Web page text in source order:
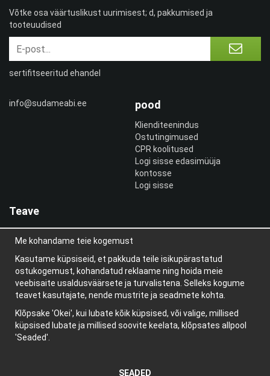
info@sudameabi.ee pood
Klienditeenindus
Ostutingimused
CPR koolitused
Logi sisse edasimüüja
kontosse
Logi sisse
Teave
Meist
uudiskiri
Teave küpsiste kohta
Blogi
Võtke osa väärtuslikust uurimisest; d, pakkumised ja
tooteuudised
sertifitseeritud ehandel
Me kohandame teie kogemust
Kasutame küpsiseid, et pakkuda teile isikupärastatud
ostukogemust, kohandatud reklaame ning hoida meie
veebisaite usaldusväärsete ja turvalistena. Selleks kogume
teavet kasutajate, nende mustrite ja seadmete kohta.
Klõpsake 'Okei', kui lubate kõik küpsised, või valige, millised
küpsised lubate ja millised soovite keelata, klõpsates allpool
'Seaded'.
SEADED